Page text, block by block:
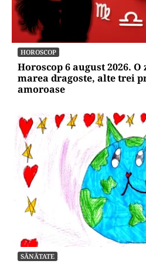
HOROSCOP
Horoscop 6 august 2026.
marea dragoste, alte trei
amoroase
SĂNĂTATE